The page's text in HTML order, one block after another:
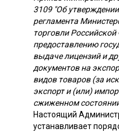
3109 "Об
регламента
торговли
предоставлению
выдаче лицензий и
документов на
видов товаров (за
экспорт и (или)
сжиженном
Настоящий
устанавливает